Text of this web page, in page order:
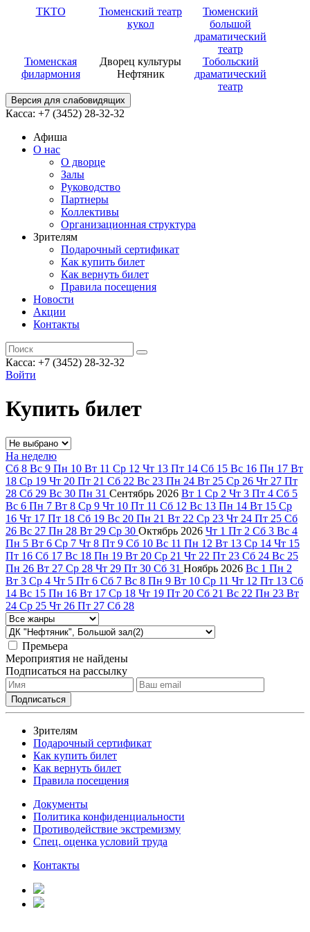
ТКТО
Тюменский театр
кукол
Тюменский
большой
драматический
театр
Тюменская
филармония
Дворец культуры
Нефтяник
Тобольский
драматический
театр
Версия для слабовидящих
Касса: +7 (3452) 28-32-32
Афиша
О нас
О дворце
Залы
Руководство
Партнеры
Коллективы
Организационная структура
Зрителям
Подарочный сертификат
Как купить билет
Как вернуть билет
Правила посещения
Новости
Акции
Контакты
Касса: +7 (3452) 28-32-32
Войти
Купить билет
На неделю
Сб 8 Вс 9 Пн 10 Вт 11 Ср 12 Чт 13 Пт 14 Сб 15 Вс 16 Пн 17 Вт
18 Ср 19 Чт 20 Пт 21 Сб 22 Вс 23 Пн 24 Вт 25 Ср 26 Чт 27 Пт
28 Сб 29 Вс 30 Пн 31 Сентябрь 2026 Вт 1 Ср 2 Чт 3 Пт 4 Сб 5
Вс 6 Пн 7 Вт 8 Ср 9 Чт 10 Пт 11 Сб 12 Вс 13 Пн 14 Вт 15 Ср
16 Чт 17 Пт 18 Сб 19 Вс 20 Пн 21 Вт 22 Ср 23 Чт 24 Пт 25 Сб
26 Вс 27 Пн 28 Вт 29 Ср 30 Октябрь 2026 Чт 1 Пт 2 Сб 3 Вс 4
Пн 5 Вт 6 Ср 7 Чт 8 Пт 9 Сб 10 Вс 11 Пн 12 Вт 13 Ср 14 Чт 15
Пт 16 Сб 17 Вс 18 Пн 19 Вт 20 Ср 21 Чт 22 Пт 23 Сб 24 Вс 25
Пн 26 Вт 27 Ср 28 Чт 29 Пт 30 Сб 31 Ноябрь 2026 Вс 1 Пн 2
Вт 3 Ср 4 Чт 5 Пт 6 Сб 7 Вс 8 Пн 9 Вт 10 Ср 11 Чт 12 Пт 13 Сб
14 Вс 15 Пн 16 Вт 17 Ср 18 Чт 19 Пт 20 Сб 21 Вс 22 Пн 23 Вт
24 Ср 25 Чт 26 Пт 27 Сб 28
Премьера
Мероприятия не найдены
Подписаться на рассылку
Зрителям
Подарочный сертификат
Как купить билет
Как вернуть билет
Правила посещения
Документы
Политика конфиденциальности
Противодействие экстремизму
Спец. оценка условий труда
Контакты